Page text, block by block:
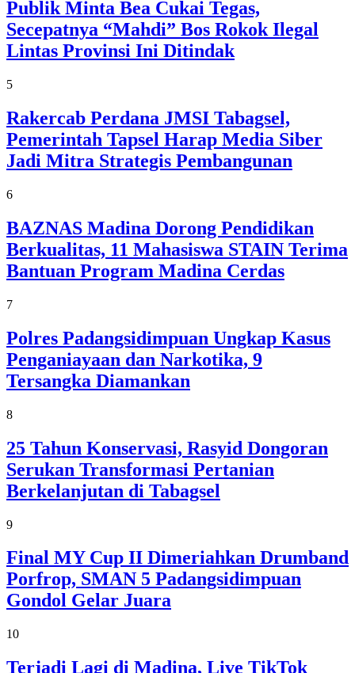
Publik Minta Bea Cukai Tegas,
Secepatnya “Mahdi” Bos Rokok Ilegal
Lintas Provinsi Ini Ditindak
5
Rakercab Perdana JMSI Tabagsel,
Pemerintah Tapsel Harap Media Siber
Jadi Mitra Strategis Pembangunan
6
BAZNAS Madina Dorong Pendidikan
Berkualitas, 11 Mahasiswa STAIN Terima
Bantuan Program Madina Cerdas
7
Polres Padangsidimpuan Ungkap Kasus
Penganiayaan dan Narkotika, 9
Tersangka Diamankan
8
25 Tahun Konservasi, Rasyid Dongoran
Serukan Transformasi Pertanian
Berkelanjutan di Tabagsel
9
Final MY Cup II Dimeriahkan Drumband
Porfrop, SMAN 5 Padangsidimpuan
Gondol Gelar Juara
10
Terjadi Lagi di Madina, Live TikTok